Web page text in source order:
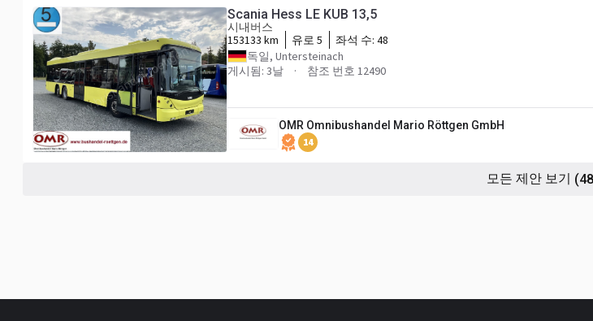
Scania Hess LE KUB 13,5
시내버스
153133 km
유로 5 좌석 수: 48
독일, Untersteinach
게시됨: 3날
참조 번호 12490
OMR Omnibushandel Mario Röttgen GmbH
14
모든 제안 보기